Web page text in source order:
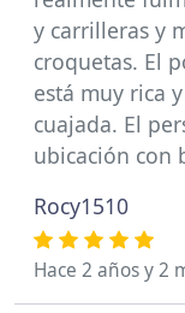
y carrilleras y
croquetas. El
está muy rica
cuajada. El
ubicación con
Rocy1510
Hace 2 años y 2